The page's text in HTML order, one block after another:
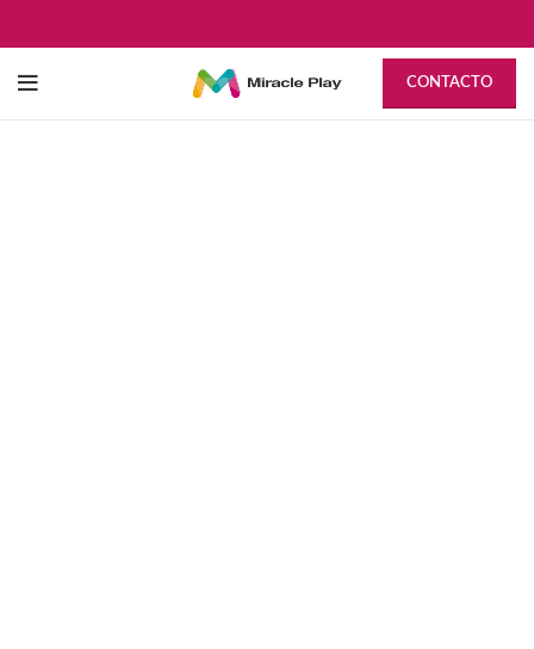
CONTACTO